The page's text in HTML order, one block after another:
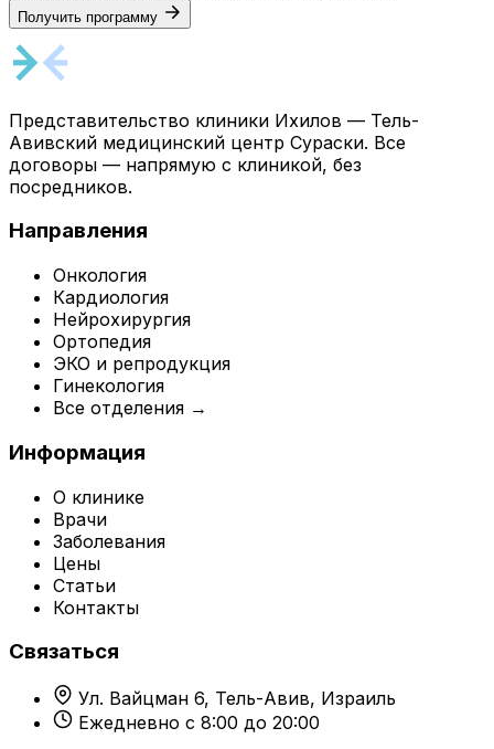
Получить программу
Представительство клиники Ихилов — Тель-
Авивский медицинский центр Сураски. Все
договоры — напрямую с клиникой, без
посредников.
Направления
Онкология
Кардиология
Нейрохирургия
Ортопедия
ЭКО и репродукция
Гинекология
Все отделения →
Информация
О клинике
Врачи
Заболевания
Цены
Статьи
Контакты
Связаться
Ул. Вайцман 6, Тель-Авив, Израиль
Ежедневно с 8:00 до 20:00